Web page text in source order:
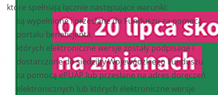
które spełniają łącznie następujące warunki:
są wypełnione i przesłane do Funduszu za pomocą
portalu beneficjenta,
których elektroniczne wersje zostały podpisane i
dostarczone do siedziby Wojewódzkiego Funduszu
za pomocą ePUAP lub przesłane na adres doręczeń
elektronicznych lub których elektroniczne wersje